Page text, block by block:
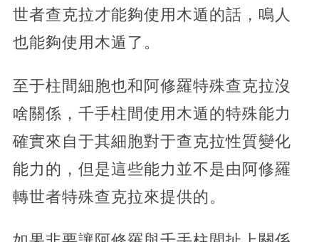
世者查克拉才能夠使用木遁的話，鳴人
也能夠使用木遁了。
至于柱間細胞也和阿修羅特殊查克拉沒
啥關係，千手柱間使用木遁的特殊能力
確實來自于其細胞對于查克拉性質變化
能力的，但是這些能力並不是由阿修羅
轉世者特殊查克拉來提供的。